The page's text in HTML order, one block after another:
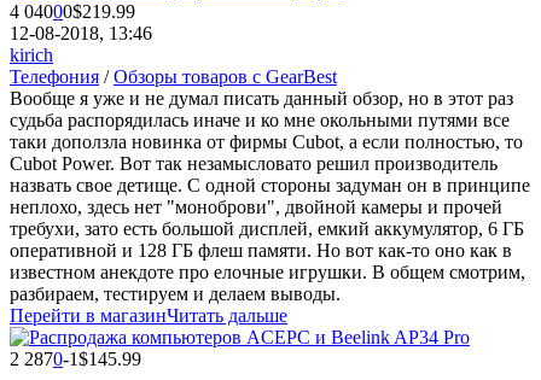
4 04000$219.99
12-08-2018, 13:46
kirich
Телефония /Обзоры товаров с GearBest
Вообще я уже и не думал писать данный обзор, но в этот раз
судьба распорядилась иначе и ко мне окольными путями все
таки доползла новинка от фирмы Cubot, а если полностью, то
Cubot Power. Вот так незамысловато решил производитель
назвать свое детище. С одной стороны задуман он в принципе
неплохо, здесь нет "моноброви", двойной камеры и прочей
требухи, зато есть большой дисплей, емкий аккумулятор, 6 ГБ
оперативной и 128 ГБ флеш памяти. Но вот как-то оно как в
известном анекдоте про елочные игрушки. В общем смотрим,
разбираем, тестируем и делаем выводы.
Перейти в магазинЧитать дальше
2 2870-1$145.99